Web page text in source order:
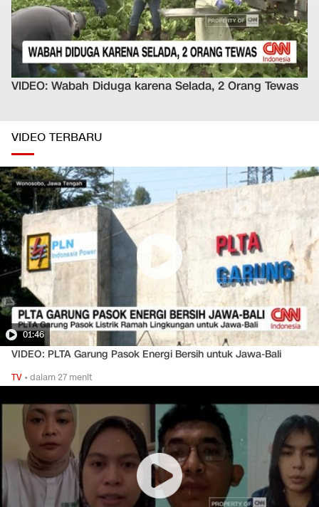
VIDEO: Wabah Diduga karena Selada, 2 Orang Tewas
VIDEO TERBARU
01:46
VIDEO: PLTA Garung Pasok Energi Bersih untuk Jawa-Bali
TV •dalam 27 menit